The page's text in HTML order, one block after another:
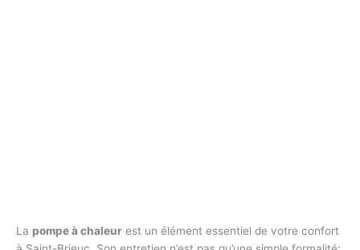
La pompe à chaleur est un élément essentiel de votre confort